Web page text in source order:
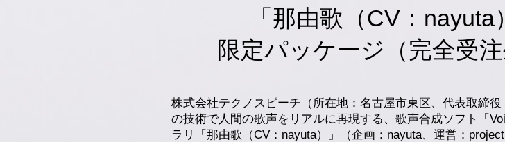
「那由歌（CV：nayuta
限定パッケージ（完全受
株式会社テクノスピーチ（所在地：名古屋市東区、代表取締
の技術で人間の歌声をリアルに再現する、歌声合成ソフト「
ラリ「那由歌（CV：nayuta）」（企画：nayuta、運営：